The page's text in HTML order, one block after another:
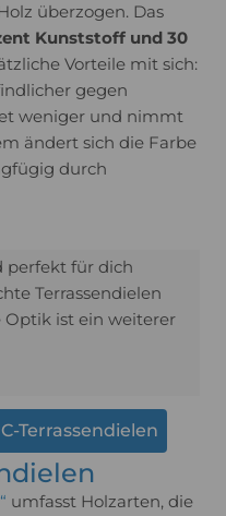
überzogen. Das
Kunststoff und 30
Vorteile mit sich:
gegen
weniger und nimmt
ändert sich die Farbe
durch
perfekt für dich
Terrassendielen
Optik ist ein weiterer
Terrassendielen
umfasst Holzarten, die